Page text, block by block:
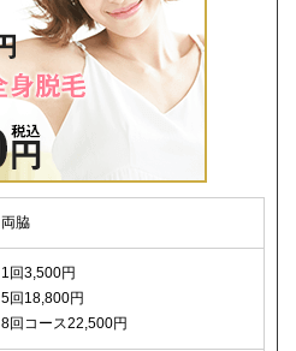
両脇
1回3,500円
5回18,800円
8回コース22,500円